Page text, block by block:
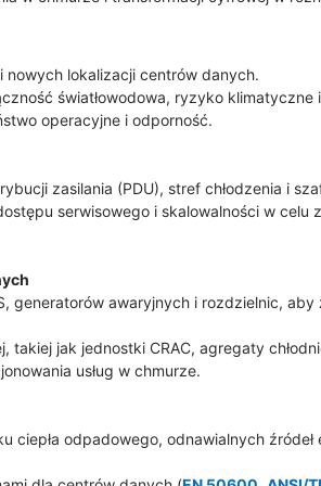
lokalizacji centrów danych.
światłowodowa, ryzyko
operacyjne i odporność.
zasilania (PDU), stref chłodzenia i
serwisowego i skalowalności w celu
generatorów awaryjnych i rozdzielnic,
takiej jak jednostki CRAC, agregaty
usług w chmurze.
ciepła odpadowego, odnawialnych źródeł